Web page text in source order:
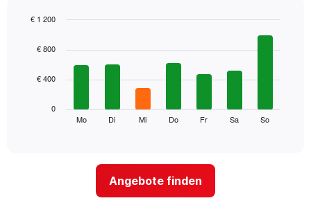
Diagramm
die
Monate
chart
bars.
durchschnittlichen
Mo Di Mi Do Fr Sa So
0
€ 400
€ 800
€ 1 200
Angebote finden